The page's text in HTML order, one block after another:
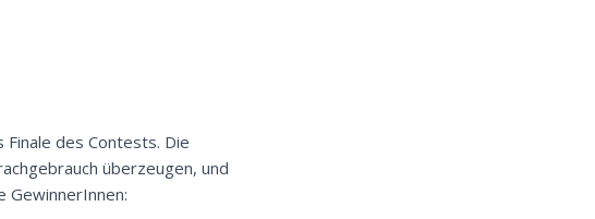
des Contests. Die
überzeugen, und
GewinnerInnen: